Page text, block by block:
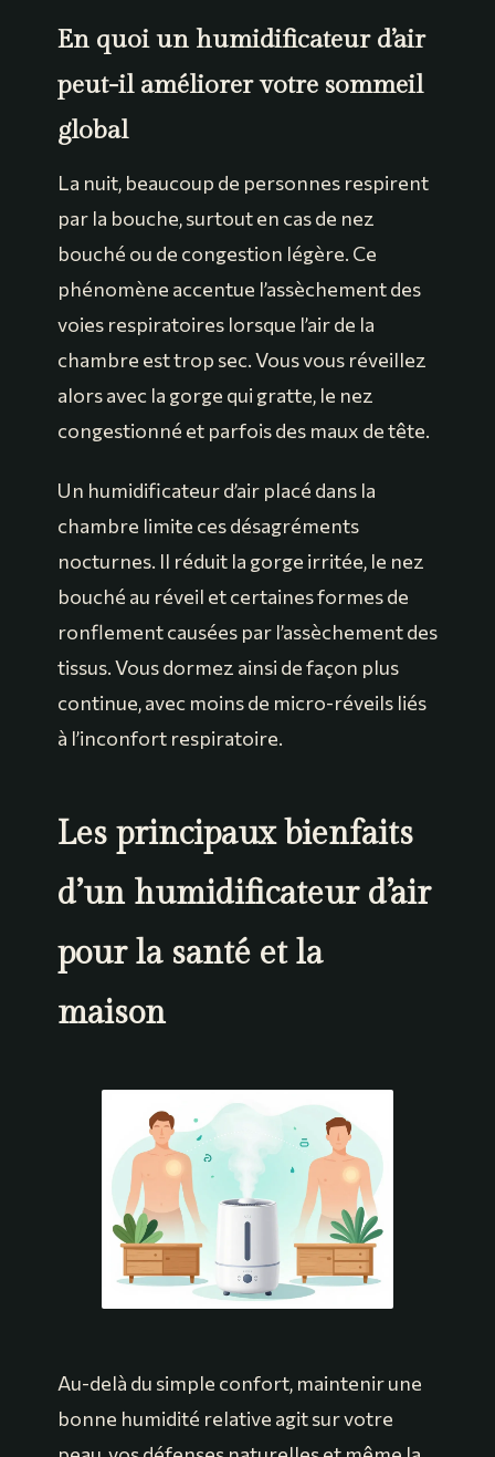
En quoi un humidificateur d’air
peut-il améliorer votre sommeil
global
La nuit, beaucoup de personnes respirent
par la bouche, surtout en cas de nez
bouché ou de congestion légère. Ce
phénomène accentue l’assèchement des
voies respiratoires lorsque l’air de la
chambre est trop sec. Vous vous réveillez
alors avec la gorge qui gratte, le nez
congestionné et parfois des maux de tête.
Un humidificateur d’air placé dans la
chambre limite ces désagréments
nocturnes. Il réduit la gorge irritée, le nez
bouché au réveil et certaines formes de
ronflement causées par l’assèchement des
tissus. Vous dormez ainsi de façon plus
continue, avec moins de micro-réveils liés
à l’inconfort respiratoire.
Les principaux bienfaits
d’un humidificateur d’air
pour la santé et la
maison
Au-delà du simple confort, maintenir une
bonne humidité relative agit sur votre